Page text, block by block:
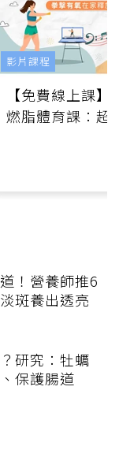
【免費線上課
燃脂體育課：超
影片課程
！營養師推6
斑養出透亮
研究：牡蠣
保護腸道